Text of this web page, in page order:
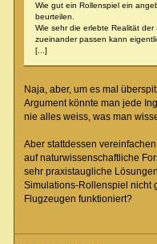
Wie gut ein Rollenspiel ein
beurteilen.
Wie sehr die erlebte Realität
zueinander passen kann
[...]
Naja, aber, um es mal
Argument könnte man jede
nie alles weiss, was man
Aber stattdessen
auf naturwissenschaftliche
sehr praxistaugliche
Simulations-Rollenspiel nicht
Flugzeugen funktioniert?